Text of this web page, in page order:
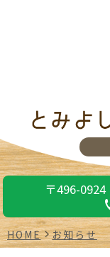
〒496-0924
HOME お知らせ